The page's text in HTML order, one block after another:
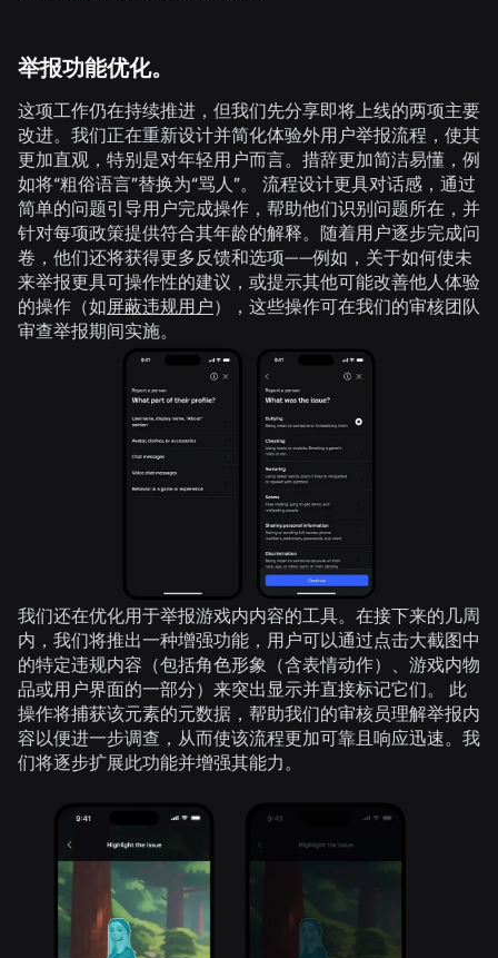
举报功能优化。
这项工作仍在持续推进，但我们先分享即将上线的两项主要
改进。我们正在重新设计并简化体验外用户举报流程，使其
更加直观，特别是对年轻用户而言。措辞更加简洁易懂，例
如将“粗俗语言”替换为“骂人”。 流程设计更具对话感，通过
简单的问题引导用户完成操作，帮助他们识别问题所在，并
针对每项政策提供符合其年龄的解释。随着用户逐步完成问
卷，他们还将获得更多反馈和选项——例如，关于如何使未
来举报更具可操作性的建议，或提示其他可能改善他人体验
的操作（如屏蔽违规用户），这些操作可在我们的审核团队
审查举报期间实施。
我们还在优化用于举报游戏内内容的工具。在接下来的几周
内，我们将推出一种增强功能，用户可以通过点击大截图中
的特定违规内容（包括角色形象（含表情动作）、游戏内物
品或用户界面的一部分）来突出显示并直接标记它们。 此
操作将捕获该元素的元数据，帮助我们的审核员理解举报内
容以便进一步调查，从而使该流程更加可靠且响应迅速。我
们将逐步扩展此功能并增强其能力。